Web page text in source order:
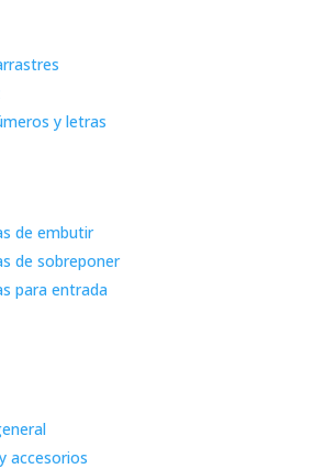
y letras
de embutir
de sobreponer
para entrada
accesorios